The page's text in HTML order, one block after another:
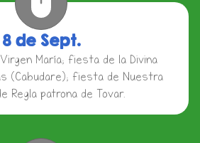
8 de Sept.
María; fiesta de la Divina
(Cabudare); fiesta de Nuestra
Regla patrona de Tovar.